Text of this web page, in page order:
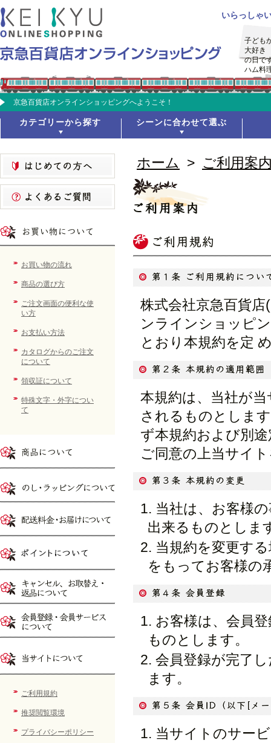
いらっしゃ
子ども
大好き
の日で
ハム料
京急百貨店オンラインショッピングへようこそ！
カテゴリーから探す シーンに合わせて選ぶ
ホーム > ご利用案
株式会社京急百貨
ンラインショッピ
とおり本規約を定
本規約は、当社が
されるものとしま
ず本規約および別
ご同意の上当サイ
当社は、お客様
出来るものとしま
当規約を変更す
をもってお客様の
お客様は、会員
ものとします。
会員登録が完了
ます。
当サイトのサー
お買い物の流れ
商品の選び方
ご注文画面の便利な使
い方
お支払い方法
カタログからのご注文
について
領収証について
特殊文字・外字につい
て
ご利用規約
推奨閲覧環境
プライバシーポリシー